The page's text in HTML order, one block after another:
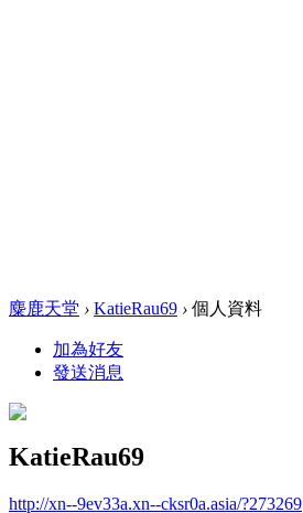
麋鹿天堂 › KatieRau69 › 個人資料
加為好友
發送消息
KatieRau69
http://xn--9ev33a.xn--cksr0a.asia/?273269